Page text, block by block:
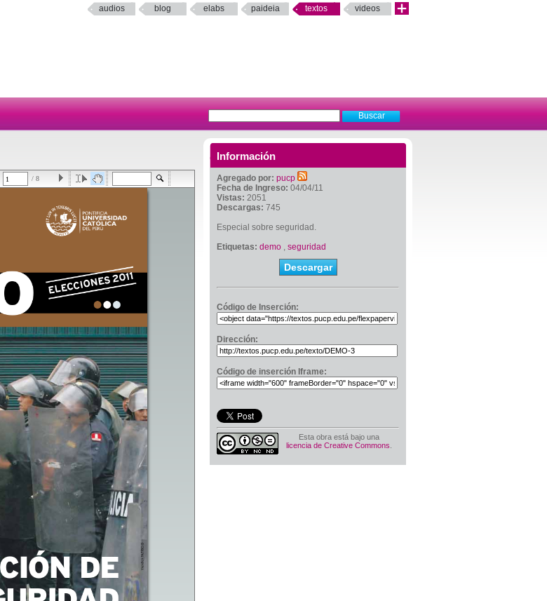
audios blog elabs paideia textos videos
Información
Agregado por: pucp
Fecha de Ingreso: 04/04/11
Vistas: 2051
Descargas: 745
Especial sobre seguridad.
Etiquetas: demo , seguridad
Descargar
Código de Inserción:
Dirección:
Código de inserción Iframe:
Esta obra está bajo una
licencia de Creative Commons
/ 8